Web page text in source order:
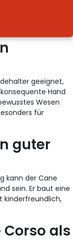
geeignet,
Hand
Wesen
für
guter
kann der Cane
sein. Er baut eine
kinderfreundlich,
als